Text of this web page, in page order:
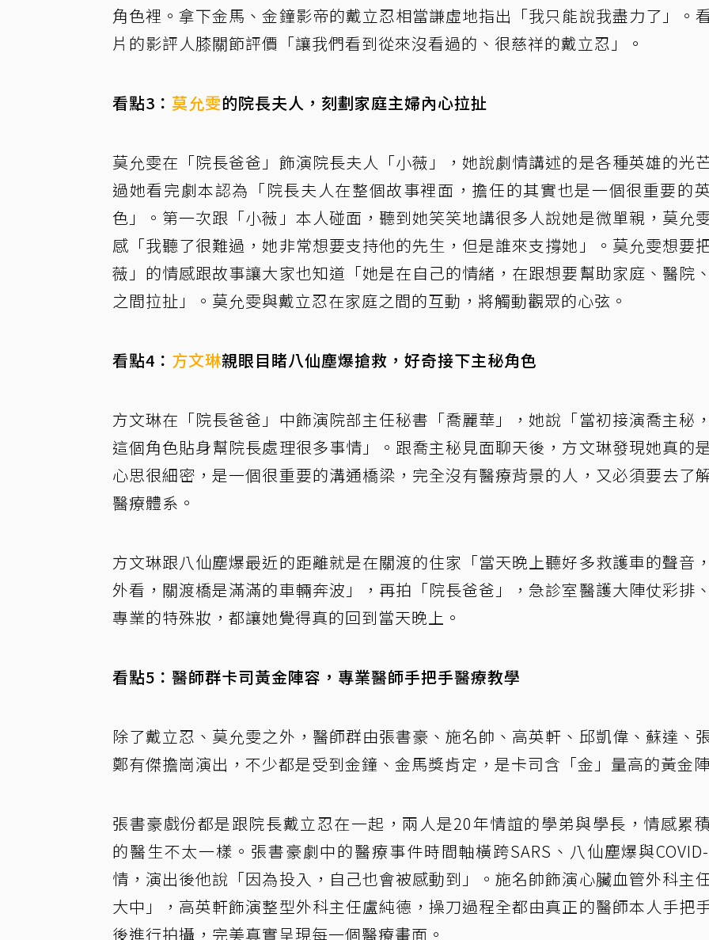
角色裡。拿下金馬、金鐘影帝的戴立忍相當謙虛地指出「我只能說我盡力了」。
片的影評人膝關節評價「讓我們看到從來沒看過的、很慈祥的戴立忍」。
看點3： 莫允雯的院長夫人，刻劃家庭主婦內心拉扯
莫允雯在「院長爸爸」飾演院長夫人「小薇」，她說劇情講述的是各種英雄的光
過她看完劇本認為「院長夫人在整個故事裡面，擔任的其實也是一個很重要的
色」。第一次跟「小薇」本人碰面，聽到她笑笑地講很多人說她是微單親，莫允
感「我聽了很難過，她非常想要支持他的先生，但是誰來支撐她」。莫允雯想要
薇」的情感跟故事讓大家也知道「她是在自己的情緒，在跟想要幫助家庭、醫院
之間拉扯」。莫允雯與戴立忍在家庭之間的互動，將觸動觀眾的心弦。
看點4： 方文琳親眼目睹八仙塵爆搶救，好奇接下主秘角色
方文琳在「院長爸爸」中飾演院部主任秘書「喬麗華」，她說「當初接演喬主秘
這個角色貼身幫院長處理很多事情」。跟喬主秘見面聊天後，方文琳發現她真的
心思很細密，是一個很重要的溝通橋梁，完全沒有醫療背景的人，又必須要去了
醫療體系。
方文琳跟八仙塵爆最近的距離就是在關渡的住家「當天晚上聽好多救護車的聲音
外看，關渡橋是滿滿的車輛奔波」，再拍「院長爸爸」，急診室醫護大陣仗彩排
專業的特殊妝，都讓她覺得真的回到當天晚上。
看點5：醫師群卡司黃金陣容，專業醫師手把手醫療教學
除了戴立忍、莫允雯之外，醫師群由張書豪、施名帥、高英軒、邱凱偉、蘇達、
鄭有傑擔崗演出，不少都是受到金鐘、金馬獎肯定，是卡司含「金」量高的黃金
張書豪戲份都是跟院長戴立忍在一起，兩人是20年情誼的學弟與學長，情感累
的醫生不太一樣。張書豪劇中的醫療事件時間軸橫跨SARS、八仙塵爆與
情，演出後他說「因為投入，自己也會被感動到」。施名帥飾演心臟血管外科主
大中」，高英軒飾演整型外科主任盧純德，操刀過程全都由真正的醫師本人手把
後進行拍攝，完美真實呈現每一個醫療畫面。